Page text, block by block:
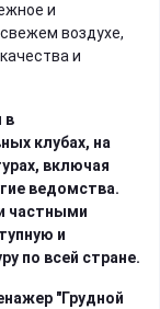
и
воздухе,
и
в
клубах, на
включая
ведомства.
частными
и
по всей стране.
"Грудной